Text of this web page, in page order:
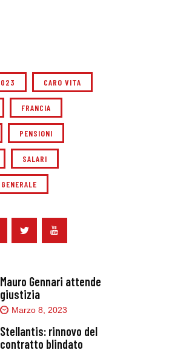
CARO VITA
FRANCIA
PENSIONI
SALARI
Mauro Gennari attende
giustizia
Marzo 8, 2023
Stellantis: rinnovo del
contratto blindato